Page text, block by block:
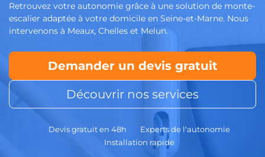
Retrouvez votre autonomie grâce à une solution de monte-
escalier adaptée à votre domicile en Seine-et-Marne. Nous
intervenons à Meaux, Chelles et Melun.
Demander un devis gratuit
Découvrir nos services
Devis gratuit en 48h
Experts de l'autonomie
Installation rapide